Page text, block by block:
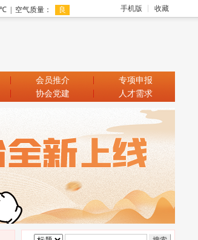
收藏
手机版
会员推介
专项申报
协会党建 人才需求